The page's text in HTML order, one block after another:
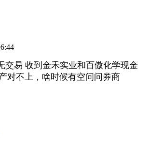
交易 收到金禾实业和百傲化学现金
对不上，啥时候有空问问券商